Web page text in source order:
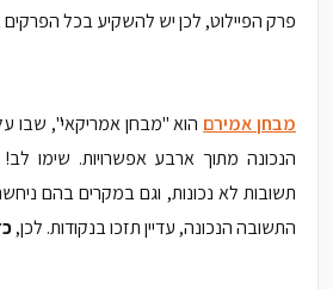
פרק הפיילוט, לכן יש להשקיע בכל
מבחן אמירם הוא "מבחן אמריקאי", שבו
הנכונה מתוך ארבע אפשרויות. שימו לב!
תשובות לא נכונות, וגם במקרים בהם
התשובה הנכונה, עדיין תזכו בנקודות. לכן,